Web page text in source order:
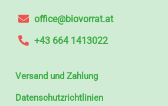
office@biovorrat.at
+43 664 1413022
Versand und Zahlung
Datenschutzrichtlinien